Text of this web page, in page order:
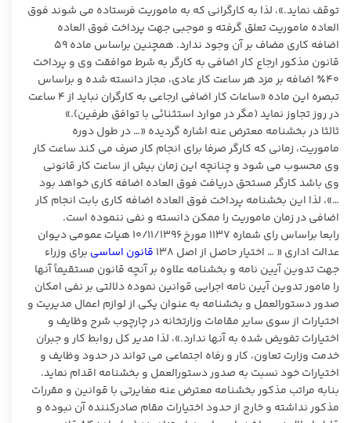
توقف نماید.»، لذا به کارگرانی که به ماموریت فرستاده می شوند فوق
العاده ماموریت تعلق گرفته و موجبی جهت پرداخت فوق العاده
اضافه کاری مضاف بر آن وجود ندارد. همچنین براساس ماده ۵۹
قانون مذکور ارجاع کار اضافی به کارگر به شرط موافقت وی و پرداخت
۴۰٪ اضافه بر مزد هر ساعت کار عادی، مجاز دانسته شده و براساس
تبصره این ماده «ساعات کار اضافی ارجاعی به کارگران نباید از ۴ ساعت
در روز تجاوز نماید (مگر در موارد استثنائی با توافق طرفین).»
ثالثا در بخشنامه معترض عنه اشاره گردیده «… در طول دوره
ماموریت، زمانی که کارگر صرفا برای انجام کار صرف می کند ساعت کار
وی محسوب می شود و چنانچه این زمان بیش از ساعت کار قانونی
وی باشد کارگر مستحق دریافت فوق العاده اضافه کاری خواهد بود
…»، لذا این بخشنامه پرداخت فوق العاده اضافه کاری بابت انجام کار
اضافی در زمان ماموریت را ممکن دانسته و نفی ننموده است.
رابعا براساس رای شماره ۱۱۳۷ مورخ ۱۰/۱۱/۱۳۹۶ هیات عمومی دیوان
عدالت اداری « … اختیار حاصل از اصل ۱۳۸
قانون اساسی برای وزراء
جهت تدوین آیین نامه و بخشنامه علاوه بر آنچه قانون مستقیماً آنها
را مامور تدوین آیین نامه اجرایی قوانین نموده دلالتی بر نفی امکان
صدور دستورالعمل و بخشنامه به عنوان یکی از لوازم اعمال مدیریت و
اختیارات از سوی سایر مقامات وزارتخانه در چارچوب شرح وظایف و
اختیارات تفویض شده به آنها ندارد.»، لذا مدیر کل روابط کار و جبران
خدمت وزارت تعاون، کار و رفاه اجتماعی می تواند در حدود وظایف و
اختیارات خود نسبت به صدور دستورالعمل و بخشنامه اقدام نماید.
بنابه مراتب مذکور بخشنامه معترض عنه مغایرتی با قوانین و مقررات
مذکور نداشته و خارج از حدود اختیارات مقام صادرکننده آن نبوده و